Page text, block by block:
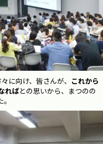
に向け、皆さんが、 これから
ればとの思いから、まつのの